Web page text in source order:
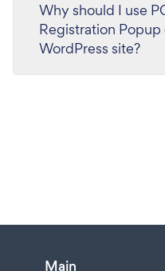
Why should I use
Registration
WordPress site?
Main